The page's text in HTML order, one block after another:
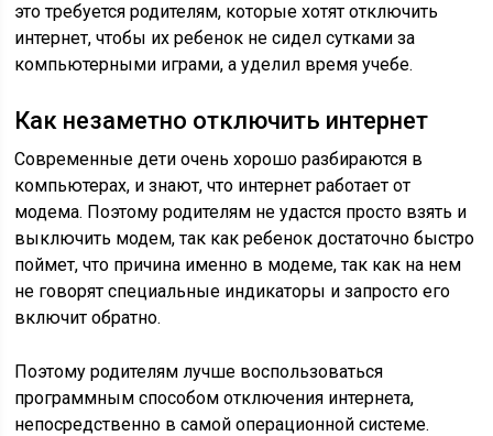
это требуется родителям, которые хотят отключить
интернет, чтобы их ребенок не сидел сутками за
компьютерными играми, а уделил время учебе.
Как незаметно отключить интернет
Современные дети очень хорошо разбираются в
компьютерах, и знают, что интернет работает от
модема. Поэтому родителям не удастся просто взять и
выключить модем, так как ребенок достаточно быстро
поймет, что причина именно в модеме, так как на нем
не говорят специальные индикаторы и запросто его
включит обратно.
Поэтому родителям лучше воспользоваться
программным способом отключения интернета,
непосредственно в самой операционной системе.